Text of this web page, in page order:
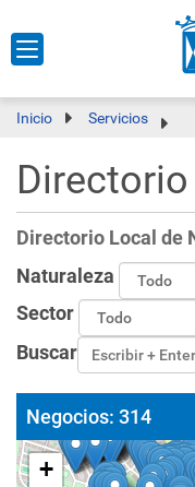
Inicio Servicios
Directorio
Directorio Local de
Naturaleza
Sector
Buscar
Negocios: 314
+